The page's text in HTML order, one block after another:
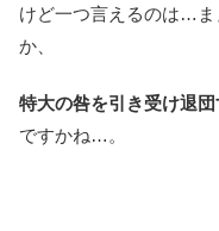
けど一つ言えるのは…ま
か、
特大の咎を引き受け退団
ですかね…。